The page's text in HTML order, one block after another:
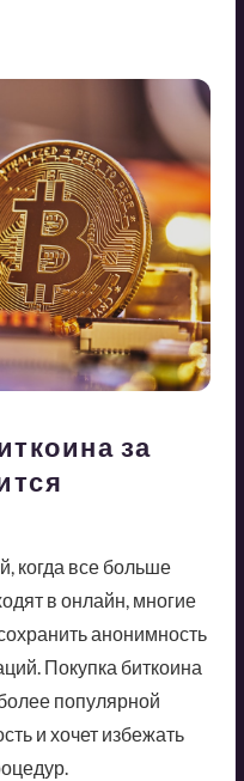
за
когда все больше
в онлайн, многие
анонимность
Покупка биткоина
популярной
и хочет избежать